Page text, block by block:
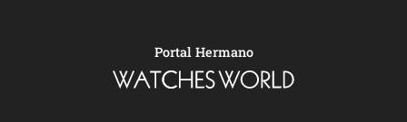
Portal Hermano